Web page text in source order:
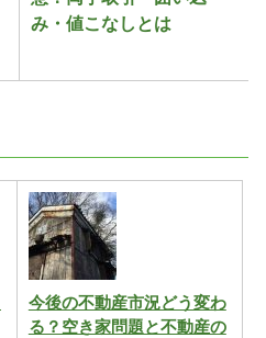
み・値こなしとは
今後の不動産市況どう変わ
る？空き家問題と不動産の